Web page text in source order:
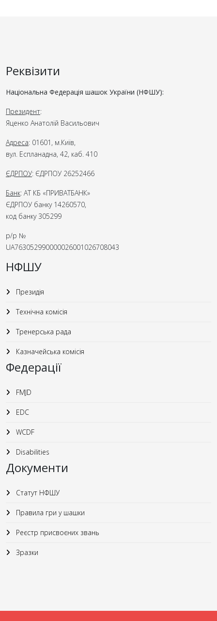
Реквізити
Національна Федерація шашок України (НФШУ):
Президент:
Яценко Анатолій Васильович
Адреса: 01601, м.Київ,
вул. Еспланадна, 42, каб. 410
ЄДРПОУ: ЄДРПОУ 26252466
Банк: АТ КБ «ПРИВАТБАНК»
ЄДРПОУ банку 14260570,
код банку 305299
р/р №
UA763052990000026001026708043
НФШУ
Президія
Технічна комісія
Тренерська рада
Казначейська комісія
Федерації
FMJD
EDC
WCDF
Disabilities
Документи
Статут НФШУ
Правила гри у шашки
Реєстр присвоєних звань
Зразки